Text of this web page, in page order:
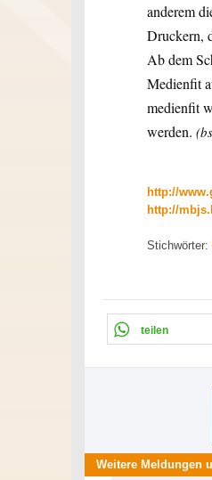
anderem
Druckern,
Ab dem
Medienfit
medienfit
werden.
http://
http://
Stichwörter:
teilen
Weitere Meldungen